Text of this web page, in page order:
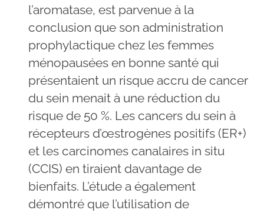
l’aromatase, est parvenue à la
conclusion que son administration
prophylactique chez les femmes
ménopausées en bonne santé qui
présentaient un risque accru de cancer
du sein menait à une réduction du
risque de 50 %. Les cancers du sein à
récepteurs d’œstrogènes positifs (ER+)
et les carcinomes canalaires in situ
(CCIS) en tiraient davantage de
bienfaits. L’étude a également
démontré que l’utilisation de